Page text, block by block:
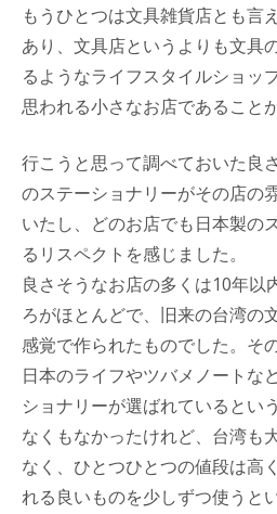
もうひとつは文具雑貨店とも言
あり、文具店というよりも文具
るようなライフスタイルショッ
思われる小さなお店であること
行こうと思って調べておいた良
のステーショナリーがその店の
いたし、どのお店でも日本製の
るリスペクトを感じました。
良さそうなお店の多くは10年以
ろがほとんどで、旧来の台湾の
感覚で作られたものでした。そ
日本のライフやツバメノートな
ショナリーが選ばれているとい
なくもなかったけれど、台湾も
なく、ひとつひとつの値段は高
れる良いものを少しずつ使うと